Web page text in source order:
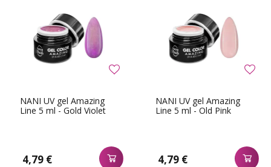
NANI UV gel Amazing
Line 5 ml - Gold Violet
4,79 €
NANI UV gel Amazing
Line 5 ml - Old Pink
4,79 €